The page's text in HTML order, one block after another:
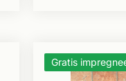
Gratis